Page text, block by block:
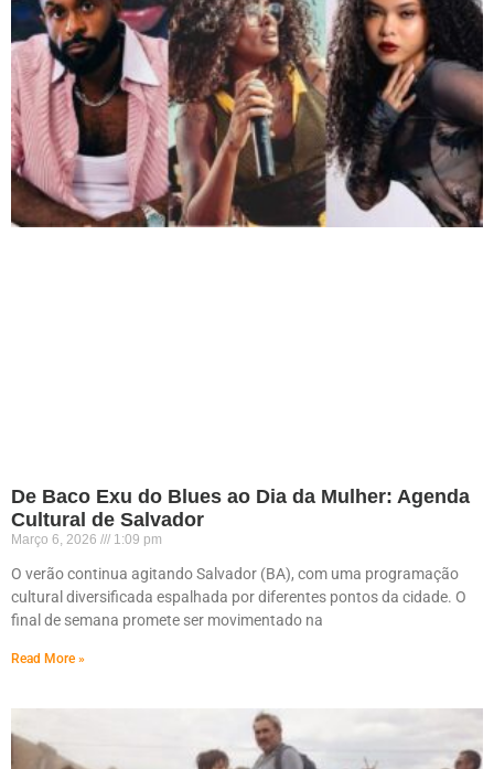
De Baco Exu do Blues ao Dia da Mulher: Agenda
Cultural de Salvador
Março 6, 2026 1:09 pm
O verão continua agitando Salvador (BA), com uma programação
cultural diversificada espalhada por diferentes pontos da cidade. O
final de semana promete ser movimentado na
Read More »